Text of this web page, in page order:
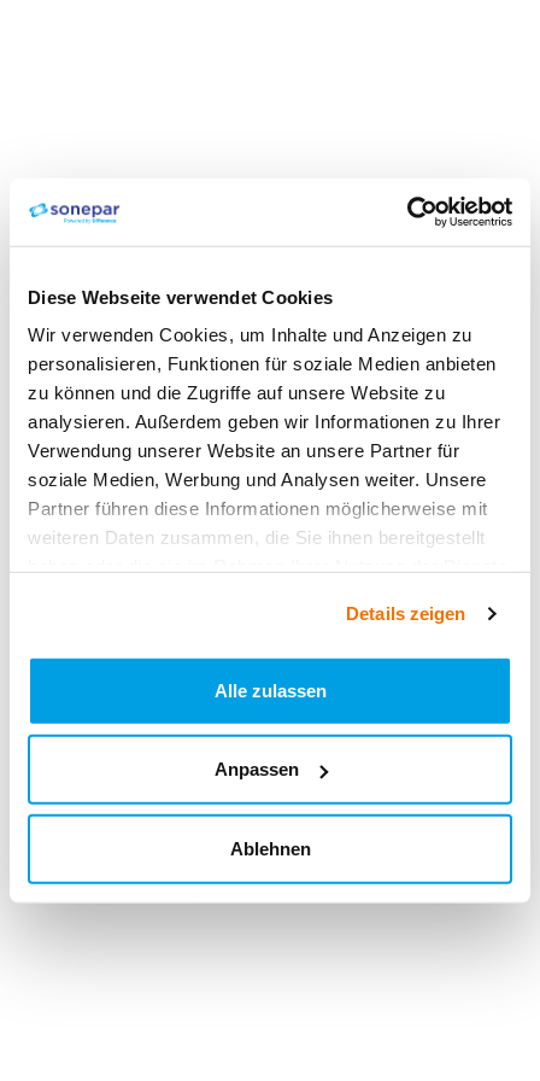
Diese Webseite verwendet Cookies
Wir verwenden Cookies, um Inhalte und Anzeigen zu
personalisieren, Funktionen für soziale Medien anbieten
zu können und die Zugriffe auf unsere Website zu
analysieren. Außerdem geben wir Informationen zu Ihrer
Verwendung unserer Website an unsere Partner für
soziale Medien, Werbung und Analysen weiter. Unsere
Partner führen diese Informationen möglicherweise mit
weiteren Daten zusammen, die Sie ihnen bereitgestellt
Details zeigen
Alle zulassen
Anpassen
Ablehnen